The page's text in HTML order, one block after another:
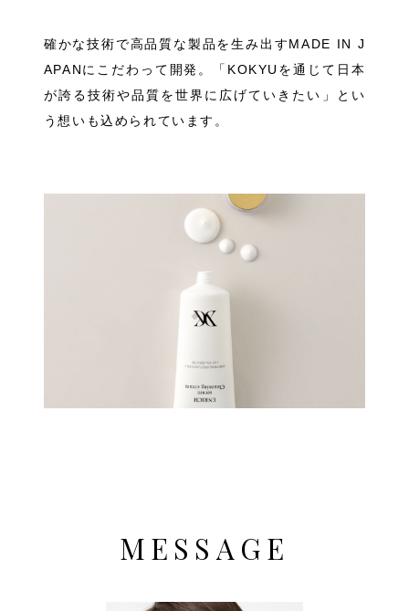
確かな技術で高品質な製品を生み出すMADE IN J
APANにこだわって開発。「KOKYUを通じて日本
が誇る技術や品質を世界に広げていきたい」とい
う想いも込められています。
MESSAGE